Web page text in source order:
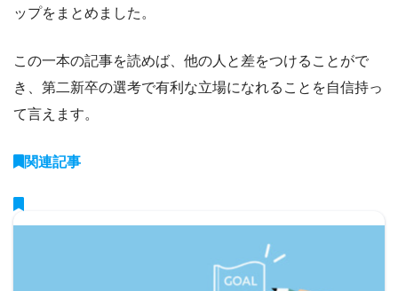
ップをまとめました。
この一本の記事を読めば、他の人と差をつけることがで
き、第二新卒の選考で有利な立場になれることを自信持っ
て言えます。
関連記事